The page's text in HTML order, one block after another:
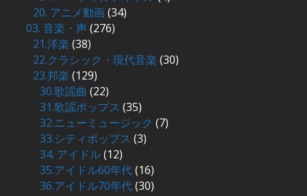
20. アニメ動画(34)
03. 音楽・声(276)
21.洋楽 (38)
22.クラシック・現代音楽 (30)
23.邦楽 (129)
30.歌謡曲 (22)
31.歌謡ポップス (35)
32.ニューミュージック (7)
33.シティポップス (3)
34. アイドル(12)
35.アイドル60年代(16)
36.アイドル70年代(30)